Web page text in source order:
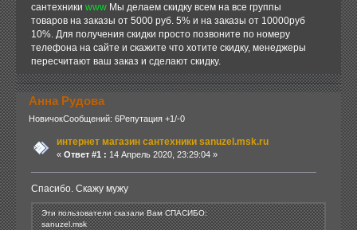
сантехники wwwМы делаем скидку всем на все группы
товаров на заказы от 5000 руб. 5% и на заказы от 10000руб
10%. Для получения скидки просто позвоните по номеру
телефона на сайте и скажите что хотите скидку, менеджеры
пересчитают ваш заказ и сделают скидку.
Анна Рудова
НовичокСообщений: 6Репутация +1/-0
интернет магазин сантехники sanuzel.msk.ru
« Ответ #1 : 14 Апрель 2020, 23:29:04 »
Спасибо. Скажу мужу
Эти пользователи сказали Вам СПАСИБО:
sanuzel.msk